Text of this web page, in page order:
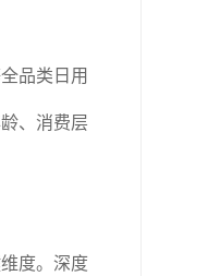
品类日用
、消费层
度。深度